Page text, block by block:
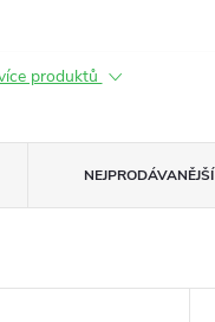
produktů
NEJPRODÁVANĚJŠÍ